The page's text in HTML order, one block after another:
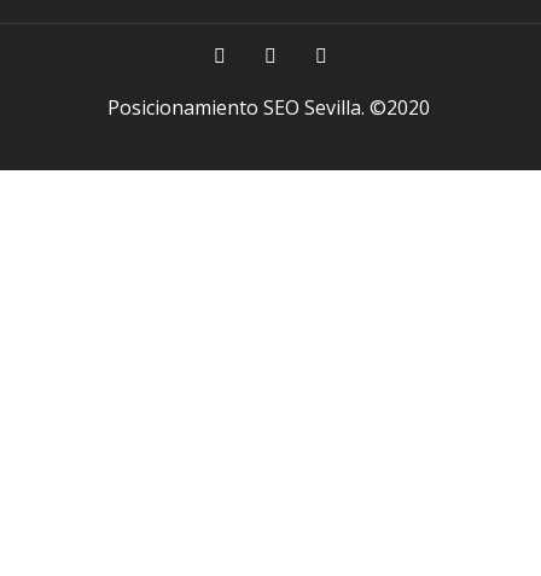
Posicionamiento SEO Sevilla. ©2020